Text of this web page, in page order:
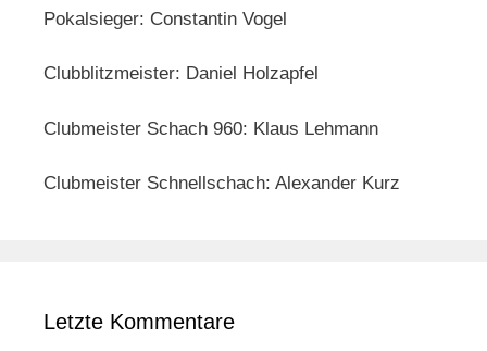
Pokalsieger: Constantin Vogel
Clubblitzmeister: Daniel Holzapfel
Clubmeister Schach 960: Klaus Lehmann
Clubmeister Schnellschach: Alexander Kurz
Letzte Kommentare